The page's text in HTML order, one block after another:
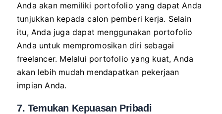
Anda akan memiliki portofolio yang dapat Anda
tunjukkan kepada calon pemberi kerja. Selain
itu, Anda juga dapat menggunakan portofolio
Anda untuk mempromosikan diri sebagai
freelancer. Melalui portofolio yang kuat, Anda
akan lebih mudah mendapatkan pekerjaan
impian Anda.
7. Temukan Kepuasan Pribadi